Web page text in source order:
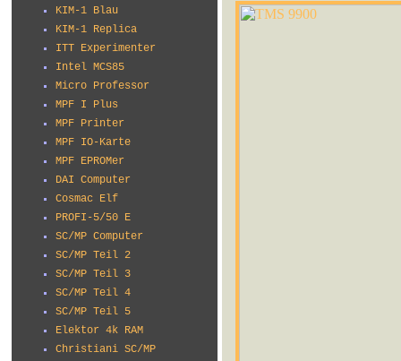
KIM-1 Blau
KIM-1 Replica
ITT Experimenter
Intel MCS85
Micro Professor
MPF I Plus
MPF Printer
MPF IO-Karte
MPF EPROMer
DAI Computer
Cosmac Elf
PROFI-5/50 E
SC/MP Computer
SC/MP Teil 2
SC/MP Teil 3
SC/MP Teil 4
SC/MP Teil 5
Elektor 4k RAM
Christiani SC/MP